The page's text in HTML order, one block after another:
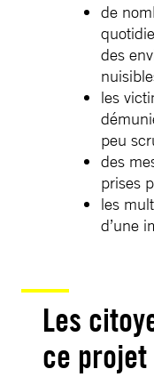
de
des
les
peu
des
prises
les
d’une
Les
ce projet